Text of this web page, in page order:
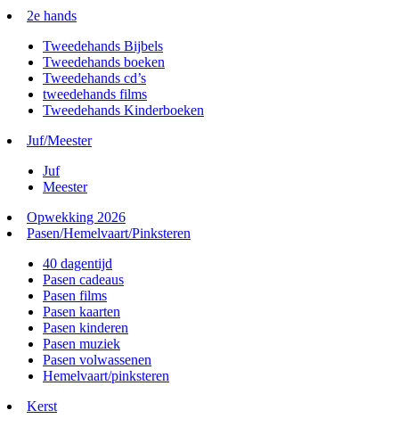
2e hands
Tweedehands Bijbels
Tweedehands boeken
Tweedehands cd’s
tweedehands films
Tweedehands Kinderboeken
Juf/Meester
Juf
Meester
Opwekking 2026
Pasen/Hemelvaart/Pinksteren
40 dagentijd
Pasen cadeaus
Pasen films
Pasen kaarten
Pasen kinderen
Pasen muziek
Pasen volwassenen
Hemelvaart/pinksteren
Kerst